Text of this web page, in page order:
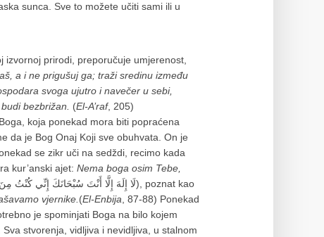
sunca. Sve to možete učiti sami ili u
izvornoj prirodi, preporučuje umjerenost,
a i ne prigušuj ga; traži sredinu između
svoga ujutro i navečer u sebi,
bezbrižan. (El-A’raf, 205)
koja ponekad mora biti popraćena
da je Bog Onaj Koji sve obuhvata. On je
se zikr uči na sedždi, recimo kada
kur’anski ajet: Nema boga osim Tebe,
vjernike.(El-Enbija, 87-88) Ponekad
je spominjati Boga na bilo kojem
stvorenja, vidljiva i nevidljiva, u stalnom